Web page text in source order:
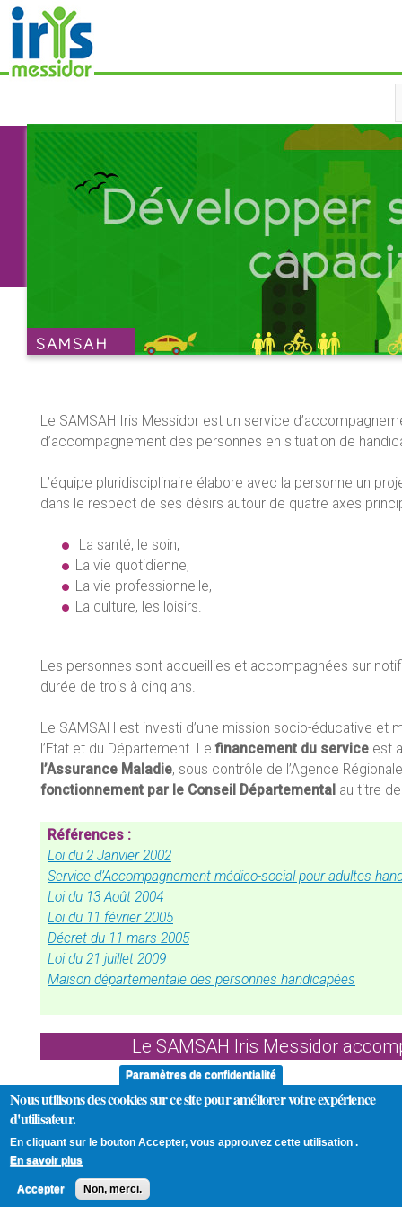
SAMSAH
Le SAMSAH Iris Messidor est un service
d’accompagnement des personnes en situation de
L’équipe pluridisciplinaire élabore avec la personne un
dans le respect de ses désirs autour de quatre axes
La santé, le soin,
La vie quotidienne,
La vie professionnelle,
La culture, les loisirs.
Les personnes sont accueillies et accompagnées sur
durée de trois à cinq ans.
Le SAMSAH est investi d’une mission socio-éducative et
l’Etat et du Département. Lefinancement du service est
l’Assurance Maladie, sous contrôle de l’Agence
fonctionnement par le Conseil Départemental au titre
Références :
Loi du 2 Janvier 2002
Service d’Accompagnement médico-social pour adultes
Loi du 13 Août 2004
Loi du 11 février 2005
Décret du 11 mars 2005
Loi du 21 juillet 2009
Maison départementale des personnes handicapées
Le SAMSAH Iris Messidor
Paramètres de confidentialité
Nous utilisons des cookies sur ce site pour améliorer votre expérience
d'utilisateur.
En cliquant sur le bouton Accepter, vous approuvez cette utilisation .
En savoir plus
Accepter Non, merci.